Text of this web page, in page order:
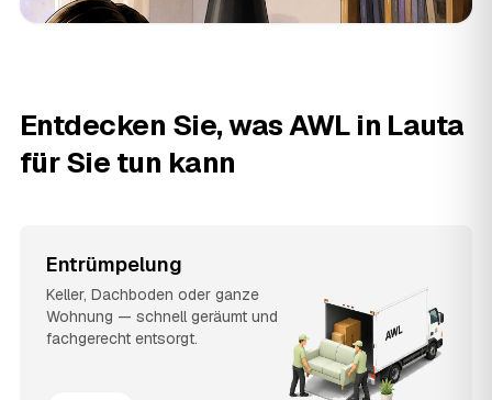
Entdecken Sie, was AWL in Lauta
für Sie tun kann
Entrümpelung
Keller, Dachboden oder ganze
Wohnung — schnell geräumt und
fachgerecht entsorgt.